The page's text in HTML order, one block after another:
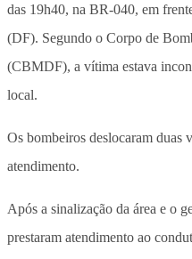
das 19h40, na BR-040, em
(DF). Segundo o Corpo de
(CBMDF), a vítima estava
local.
Os bombeiros deslocaram duas
atendimento.
Após a sinalização da área e o
prestaram atendimento ao